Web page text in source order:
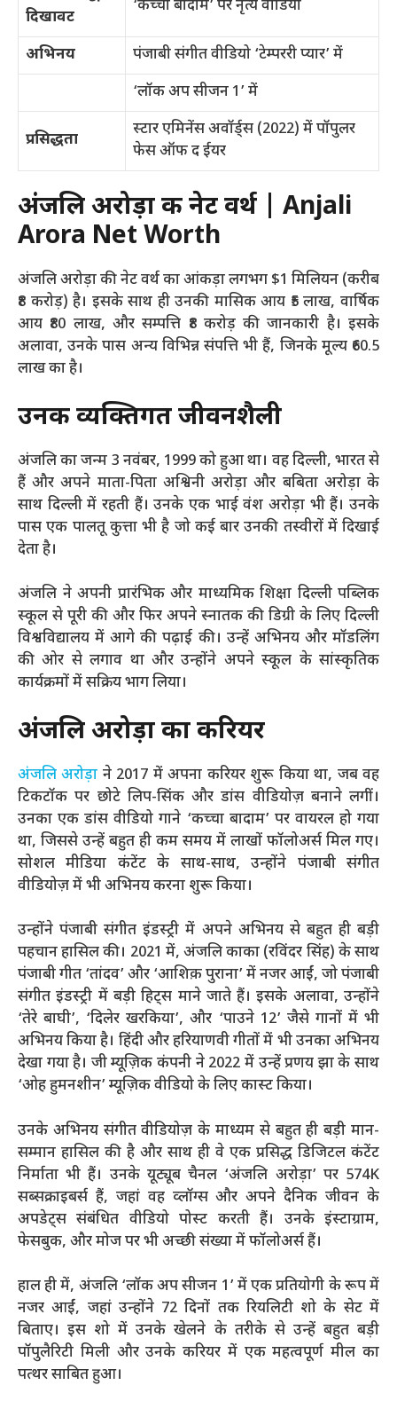
दिखावट
‘कच्चा बादाम’ पर नृत्य वीडियो
अभिनय
पंजाबी संगीत वीडियो ‘टेम्पररी प्यार’ में
‘लॉक अप सीजन 1’ में
प्रसिद्धता
स्टार एमिनेंस अवॉर्ड्स (2022) में पॉपुलर
फेस ऑफ द ईयर
अंजलिअरोड़ा की नेट वर्थ | Anjali
Arora Net Worth
अंजलिअरोड़ा की नेट वर्थ का आंकड़ा लगभग $1 मिलियन (करीब
₹8 करोड़) है। इसके साथ ही उनकी मासिक आय ₹5 लाख, वार्षिक
आय ₹80 लाख, और सम्पत्ति ₹8 करोड़ की जानकारी है। इसके
अलावा, उनके पास अन्य विभिन्न संपत्ति भी हैं, जिनके मूल्य ₹60.5
लाख का है।
उनकी व्यक्तिगत जीवनशैली
अंजलिका जन्म 3 नवंबर, 1999 को हुआ था। वह दिल्ली, भारत से
हैं और अपने माता-पिता अश्विनी अरोड़ा और बबिता अरोड़ा के
साथ दिल्ली में रहती हैं। उनके एक भाई वंश अरोड़ा भी हैं। उनके
पास एक पालतू कुत्ता भी है जो कई बार उनकी तस्वीरों में दिखाई
देता है।
अंजलि ने अपनी प्रारंभिक और माध्यमिक शिक्षा दिल्ली पब्लिक
स्कूल से पूरी की और फिर अपने स्नातक की डिग्री के लिए दिल्ली
विश्वविद्यालय में आगे की पढ़ाई की। उन्हें अभिनय और मॉडलिंग
की ओर से लगाव था और उन्होंने अपने स्कूल के सांस्कृतिक
कार्यक्रमों में सक्रिय भाग लिया।
अंजलिअरोड़ा का करियर
अंजलि अरोड़ा ने 2017 में अपना करियर शुरू किया था, जब वह
टिकटॉक पर छोटे लिप-सिंक और डांस वीडियोज़ बनाने लगीं।
उनका एक डांस वीडियो गाने ‘कच्चा बादाम’ पर वायरल हो गया
था, जिससे उन्हें बहुत ही कम समय में लाखों फॉलोअर्स मिल गए।
सोशल मीडिया कंटेंट के साथ-साथ, उन्होंने पंजाबी संगीत
वीडियोज़ में भी अभिनय करना शुरू किया।
उन्होंने पंजाबी संगीत इंडस्ट्री में अपने अभिनय से बहुत ही बड़ी
पहचान हासिल की। 2021 में, अंजलिकाका (रविंदर सिंह) के साथ
पंजाबी गीत ‘तांदव’ और ‘आशिक़ पुराना’ में नजर आईं, जो पंजाबी
संगीत इंडस्ट्री में बड़ी हिट्स माने जाते हैं। इसके अलावा, उन्होंने
‘तेरे बाघी’, ‘दिलेर खरकिया’, और ‘पाउने 12’ जैसे गानों में भी
अभिनय किया है। हिंदी और हरियाणवी गीतों में भी उनका अभिनय
देखा गया है। जी म्यूज़िक कंपनी ने 2022 में उन्हें प्रणय झा के साथ
‘ओह हुमनशीन’ म्यूज़िक वीडियो के लिए कास्ट किया।
उनके अभिनय संगीत वीडियोज़ के माध्यम से बहुत ही बड़ी मान-
सम्मान हासिल की है और साथ ही वे एक प्रसिद्ध डिजिटल कंटेंट
निर्माता भी हैं। उनके यूट्यूब चैनल ‘अंजलि अरोड़ा’ पर 574K
सब्सक्राइबर्स हैं, जहां वह व्लॉग्स और अपने दैनिक जीवन के
अपडेट्स संबंधित वीडियो पोस्ट करती हैं। उनके इंस्टाग्राम,
फेसबुक, और मोज पर भी अच्छी संख्या में फॉलोअर्स हैं।
हाल ही में, अंजलि ‘लॉक अप सीजन 1’ में एक प्रतियोगी के रूप में
नजर आईं, जहां उन्होंने 72 दिनों तक रियलिटी शो के सेट में
बिताए। इस शो में उनके खेलने के तरीके से उन्हें बहुत बड़ी
पॉपुलैरिटी मिली और उनके करियर में एक महत्वपूर्ण मील का
पत्थर साबित हुआ।